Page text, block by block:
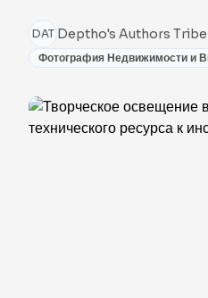
DAT Deptho's Authors Tribe
Фотография Недвижимости и